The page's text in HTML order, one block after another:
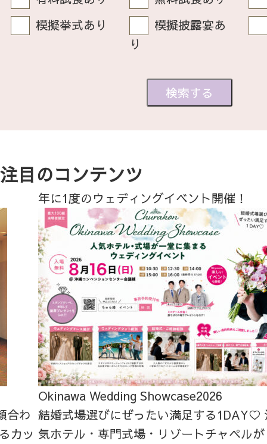
模擬挙式あり
模擬披露宴あ
り
注目のコンテンツ
合わ
カッ
年に1度のウェディングイベント開催！
Okinawa Wedding Showcase2026
結婚式場選びにぜったい満足する1DAY♡
気ホテル・専門式場・リゾートチャペル